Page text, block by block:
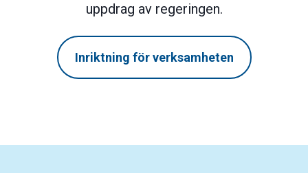
uppdrag av regeringen.
Inriktning för verksamheten